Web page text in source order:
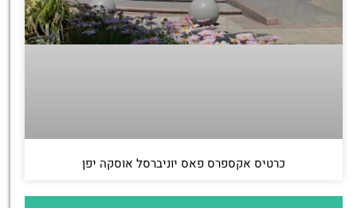
כרטיס אקספרס פאס יוניברסל אוסקה יפן